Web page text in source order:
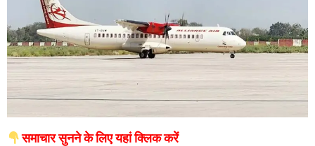
समाचार सुनने के लिए यहां क्लिक करें